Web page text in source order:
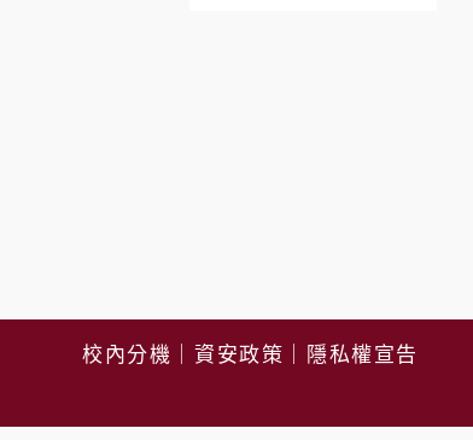
校內分機 資安政策 隱私權宣告